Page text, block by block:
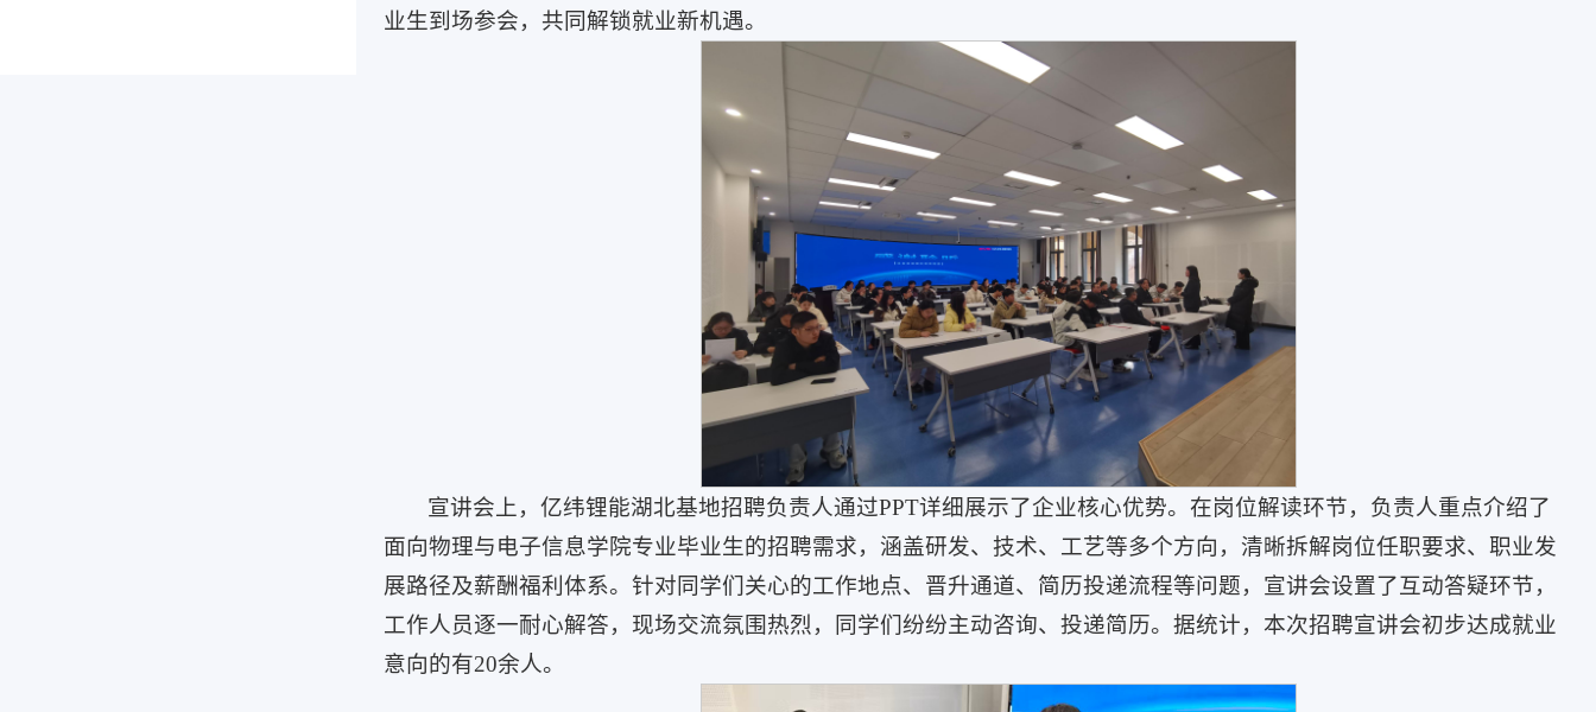
业生到场参会，共同解锁就业新机遇。
宣讲会上，亿纬锂能湖北基地招聘负责人通过PPT详细展示了企业核心优势。在岗位解读环节，负责人重点介绍了
面向物理与电子信息学院专业毕业生的招聘需求，涵盖研发、技术、工艺等多个方向，清晰拆解岗位任职要求、职业发
展路径及薪酬福利体系。针对同学们关心的工作地点、晋升通道、简历投递流程等问题，宣讲会设置了互动答疑环节，
工作人员逐一耐心解答，现场交流氛围热烈，同学们纷纷主动咨询、投递简历。据统计，本次招聘宣讲会初步达成就业
意向的有20余人。